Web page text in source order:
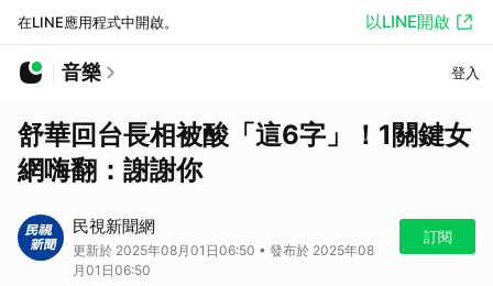
在LINE應用程式中開啟。 以LINE開啟
音樂 登入
舒華回台長相被酸「這6字」！1關鍵女
網嗨翻：謝謝你
民視新聞網
更新於 2025年08月01日06:50 • 發布於 2025年08
月01日06:50
訂閱